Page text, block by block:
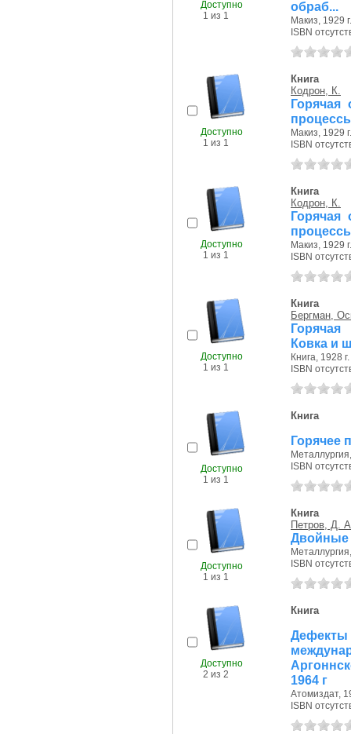
Доступно
1 из 1
обраб...
Макиз, 1929 г.
ISBN
Доступно
1 из 1
Книга
Кодрон, К.
Горячая
Макиз, 1929 г.
ISBN
Доступно
1 из 1
Книга
Кодрон, К.
Горячая
Макиз, 1929 г.
ISBN
Доступно
1 из 1
Книга
Бергман,
Ковка и
Книга, 1928 г.
ISBN
Доступно
1 из 1
Книга
Горячее
ISBN
Доступно
1 из 1
Книга
Петров, Д.
Двойные
ISBN
Доступно
2 из 2
Книга
1964 г
Атомиздат,
ISBN